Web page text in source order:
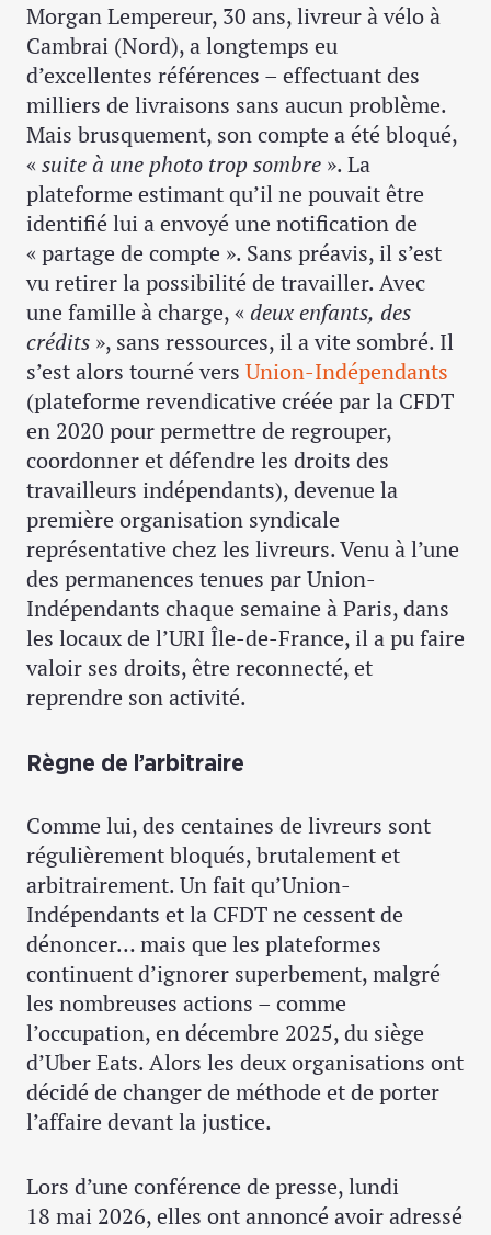
Morgan Lempereur, 30 ans, livreur à vélo à
Cambrai (Nord), a longtemps eu
d’excellentes références – effectuant des
milliers de livraisons sans aucun problème.
Mais brusquement, son compte a été bloqué,
« suite à une photo trop sombre ». La
plateforme estimant qu’il ne pouvait être
identifié lui a envoyé une notification de
« partage de compte ». Sans préavis, il s’est
vu retirer la possibilité de travailler. Avec
une famille à charge, « deux enfants, des
crédits », sans ressources, il a vite sombré. Il
s’est alors tourné vers Union-Indépendants
(plateforme revendicative créée par la CFDT
en 2020 pour permettre de regrouper,
coordonner et défendre les droits des
travailleurs indépendants), devenue la
première organisation syndicale
représentative chez les livreurs. Venu à l’une
des permanences tenues par Union-
Indépendants chaque semaine à Paris, dans
les locaux de l’URI Île-de-France, il a pu faire
valoir ses droits, être reconnecté, et
reprendre son activité.
Règne de l’arbitraire
Comme lui, des centaines de livreurs sont
régulièrement bloqués, brutalement et
arbitrairement. Un fait qu’Union-
Indépendants et la CFDT ne cessent de
dénoncer… mais que les plateformes
continuent d’ignorer superbement, malgré
les nombreuses actions – comme
l’occupation, en décembre 2025, du siège
d’Uber Eats. Alors les deux organisations ont
décidé de changer de méthode et de porter
l’affaire devant la justice.
Lors d’une conférence de presse, lundi
18 mai 2026, elles ont annoncé avoir adressé